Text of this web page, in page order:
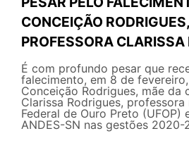
CONCEIÇÃO
PROFESSORA CLARISSA
É com profundo pesar que
falecimento, em 8 de
Conceição Rodrigues, mãe da
Clarissa Rodrigues,
Federal de Ouro Preto (UFOP)
ANDES-SN nas gestões 2020-